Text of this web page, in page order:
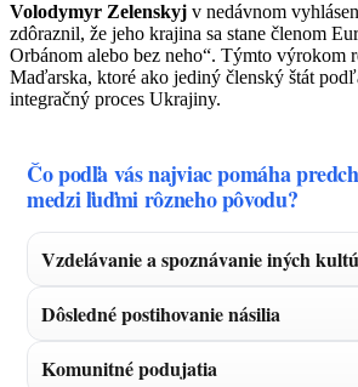
Volodymyr Zelenskyj v nedávnom
zdôraznil, že jeho krajina sa stane členom
Orbánom alebo bez neho“. Týmto výrokom
Maďarska, ktoré ako jediný členský štát
integračný proces Ukrajiny.
Čo podľa vás najviac pomáha
medzi ľuďmi rôzneho pôvodu?
Vzdelávanie a spoznávanie iných
Dôsledné postihovanie násilia
Komunitné podujatia